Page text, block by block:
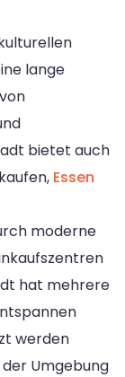
lange
bietet auch
Essen
moderne
hat mehrere
werden
Umgebung